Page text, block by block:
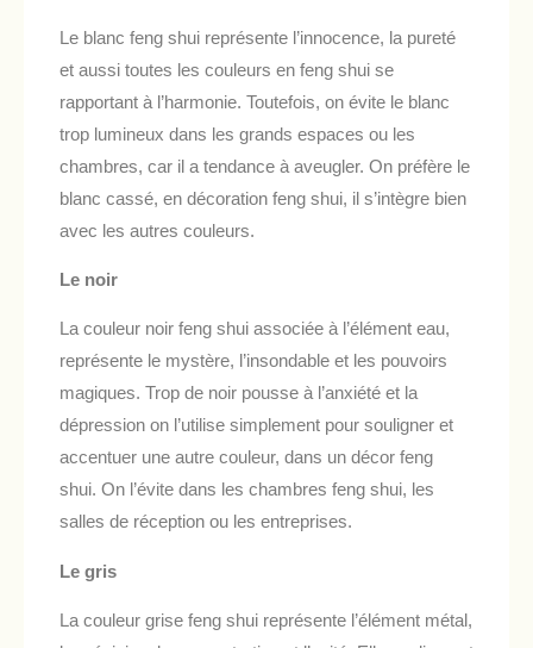
Le blanc feng shui représente l’innocence, la pureté
et aussi toutes les couleurs en feng shui se
rapportant à l’harmonie. Toutefois, on évite le blanc
trop lumineux dans les grands espaces ou les
chambres, car il a tendance à aveugler. On préfère le
blanc cassé, en décoration feng shui, il s’intègre bien
avec les autres couleurs.
Le noir
La couleur noir feng shui associée à l’élément eau,
représente le mystère, l’insondable et les pouvoirs
magiques. Trop de noir pousse à l’anxiété et la
dépression on l’utilise simplement pour souligner et
accentuer une autre couleur, dans un décor feng
shui. On l’évite dans les chambres feng shui, les
salles de réception ou les entreprises.
Le gris
La couleur grise feng shui représente l’élément métal,